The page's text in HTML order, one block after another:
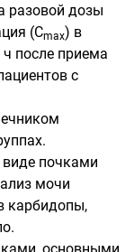
разовой дозы
(Сmах) в
ч после приема
с
почками
мочи
карбидопы,